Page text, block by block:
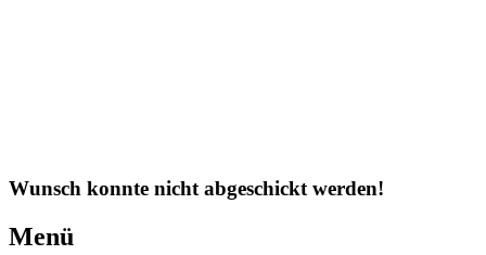
Wunsch konnte nicht abgeschickt werden!
Menü